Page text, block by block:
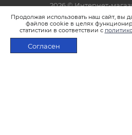
Продолжая использовать наш сайт, вы
файлов cookie в целях
статистики в соответствии с
Согласен
2026 © Интернет-